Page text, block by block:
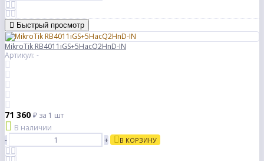
Быстрый просмотр
MikroTik RB4011iGS+5HacQ2HnD-IN
Артикул: -
71 360 ₽ за 1 шт
В наличии
-
+ В КОРЗИНУ